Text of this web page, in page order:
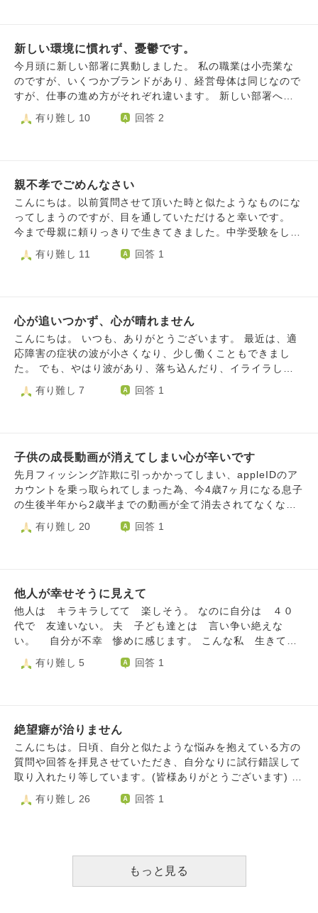
の中では、そんなつもりではなかった、今更こどもができて
から言われても困る、それでも夫は好きだし優しいし、とい
う気持ちで別れることができませんでした。現在、夫は育児
にも家事にも協力的で、不安定なわたしをずっと支えてくれ
ていることもあり、本当に感謝しているし愛しています。で
も、騙された、と夫を責めたい気持ち、前妻の方に申し訳な
生きていけば良いのでしょうか？
えにきてくれたのかな…と。 友達は介護から解放されまし
た。 そう思うと、私は…足が乏しくなった母、精神疾患の
弟…いつまでこんな生活が続くんだろうと弱音を吐きたくな
ります。 自分の事だけでも精一杯なのに、頭の中でいつも
いです。 友達のお母さんが急に亡くなった事もショック過
してすみません。 いくら、悩んでもどうしようもないのは
分かっていますが、いつも頭の中はこんな事ばかり考えてま
す。 そして、いけない事かと思いますが…いつまで母は私
に依存するのだろうとか弟の事はどっちかが死ぬまで面倒み
倒までもみる人もそんなにいないのに、まさか私の人生はそ
新しい環境に慣れず、憂鬱です。
今月頭に新しい部署に異動しました。 私の職業は小売業な
のですが、いくつかブランドがあり、経営母体は同じなので
すが、仕事の進め方がそれぞれ違います。 新しい部署へ
は、マネージャーに昇格する形で異動になっているのです
が、実際に売り場に立ちながらマネージメントするので、今
だ1ヶ月程しか経過していないと、理屈では理解しているの
ですが、今がすごく辛いです。 どのように考え方を変えて
いけば、この状況から抜け出せるのでしょうか。
有り難し 10 回答 2
親不孝でごめんなさい
こんにちは。以前質問させて頂いた時と似たようなものにな
ってしまうのですが、目を通していただけると幸いです。
今まで母親に頼りっきりで生きてきました。中学受験をした
のも親の勧め、今通っている大学を勧めたのも親。部活に入
っていたけど勉強に専念するために辞めたのも親が言ったか
も理由は分からないが精神を病みました。大学にも行ってい
ません。1月間外にも出ていません。ずっとベッドの上で
す。 おそらく今まで休んだ分で大学の単位は落とします。
親には本当に申し訳ないけれど、精神が不安定すぎて、「学
ベレストに登る」くらいしんどいです。 こんな娘、産まな
有り難し 11 回答 1
心が追いつかず、心が晴れません
こんにちは。 いつも、ありがとうございます。 最近は、適
応障害の症状の波が小さくなり、少し働くこともできまし
た。 でも、やはり波があり、落ち込んだり、イライラして
しまったり、毎日を過ごすだけで大変というか、気力も体力
ももっていかれてしまいます。 親の言葉に傷つく日も多
が嫌いになります。 やっと面接に受かり、また働き始めま
すが、本当は接客が苦手で、人と関わらない仕事がしたいの
に、前職と仕事内容が少し似てるからと接客の仕事を選びま
した。 なんで、いつも無意識に少し無理をしようとしてし
で。自分のことが、よくわかりません。 せっかく採用して
が、主治医の先生が変わり、一人でずっと色々と思い悩むよ
うになりました。本当にこの検査が必要なのか？と感じるこ
とも増えたり。病気と向き合うことにも疲れてしまいまし
た。人生が早く終わってほしいと思うのに、検査を受けるの
すごくエネルギーがいることで、疲れてしまったのかもしれ
るだけで疲れてしまい、気分転換がうまくできません。 色
んな当たり前のことが当たり前じゃなく感謝すべき事なの
に、当たり前なことに気づけず感謝することができず、心に
余裕がなく、毎日心が追いつかず、とってもしんどいです。
本音は、人生が早く終わってほしいんです。 どうしたら、
私の心は晴れてくれるでしょうか。どう生きていくといいの
有り難し 7 回答 1
子供の成長動画が消えてしまい心が辛いです
先月フィッシング詐欺に引っかかってしまい、appleIDのア
カウントを乗っ取られてしまった為、今4歳7ヶ月になる息子
の生後半年から2歳半までの動画が全て消去されてなくなっ
てしまいました。2歳半から現在までは5分の1くらいチラホ
ラ残っています。今乗っ取りにあってから2ヶ月たちます
のに、息子の前で明るく過ごすのが精一杯です。1人になる
とひたすら昔の写真を見て日記を見て思い出に浸ってしまい
ます。それでも胸はずっと苦しいです。この先も一生この悲
しみと共に生きるのかと思うと怖いです。 息子と夫にも本
急に息子がかわいそうに見えてしまいそれも悲しいです。夫
産まれてから可愛くて可愛くて仕方がなくて、毎日幸せと感
動でいっぱいでした。 毎日の息子の姿を一生忘れたくなく
て、写真と動画をこまめに撮って、詳しく育児日記をつけて
いました。今も続けています。 その時々で悩んだり落ち込
でした。夫の事もとても愛しています。 夫と子供が楽しく
がたくさん詰まっています。 それが今全く見れなくなって
有り難し 20 回答 1
他人が幸せそうに見えて
他人は キラキラしてて 楽しそう。 なのに自分は ４０
代で 友達いない。 夫 子ども達とは 言い争い絶えな
い。 自分が不幸 惨めに感じます。 こんな私 生きてて
いいのでしょうか？
有り難し 5 回答 1
絶望癖が治りません
こんにちは。日頃、自分と似たような悩みを抱えている方の
質問や回答を拝見させていただき、自分なりに試行錯誤して
取り入れたり等しています。(皆様ありがとうございます) 2
0年と少し生きたくらいの学生です。 私の家は物とお金が愛
情表現のような節があり、言葉でのコミュニケーションはと
は完璧主義で真面目です。物事へのハードルを上げて自分で
有り難し 26 回答 1
もっと見る